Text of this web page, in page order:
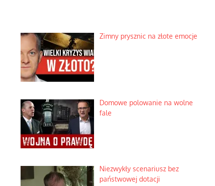
Zimny prysznic na złote emocje
Domowe polowanie na wolne
fale
Niezwykły scenariusz bez
państwowej dotacji